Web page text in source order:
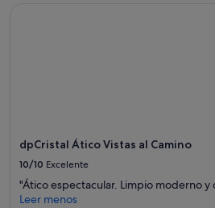
condiciones
adicionales.
dpCristal Ático Vistas al Camino
10/10 Excelente
"Ático espectacular. Limpio moderno y
Leer menos